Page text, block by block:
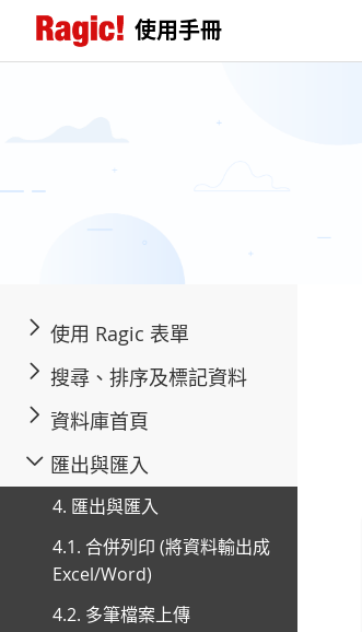
使用手冊
使用 Ragic 表單
搜尋、排序及標記資料
資料庫首頁
匯出與匯入
4. 匯出與匯入
4.1. 合併列印 (將資料輸出成
Excel/Word)
4.2. 多筆檔案上傳